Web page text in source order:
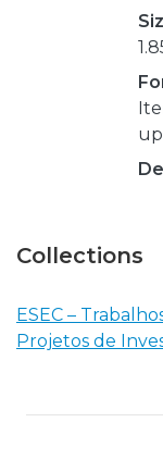
Collections
ESEC –
Projetos de